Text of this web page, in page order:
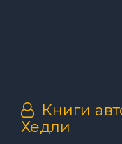
Книги
Хедли